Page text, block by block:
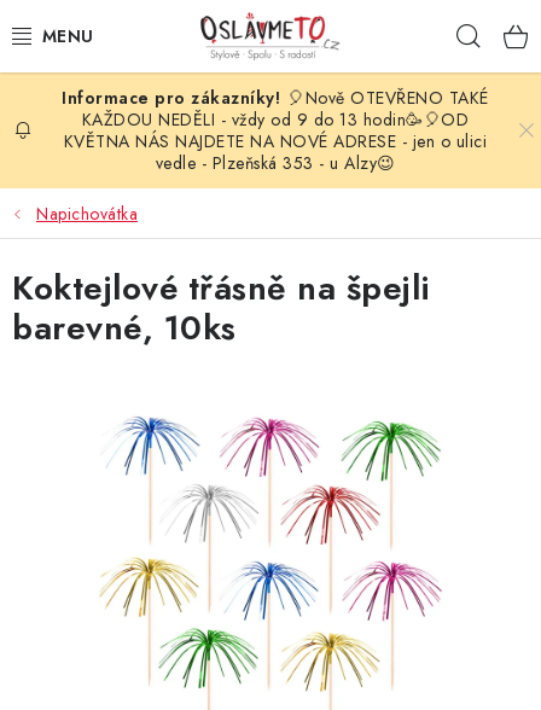
na
OSLAVA NAROZENIN
STYLOVÁ PARTY
DEKORACE A VÝZDOBA
BALÓNKY
KARNEVALOVÉ KOSTÝMY
SVATEBNÍ DOPLŇKY
BARVY NA OBLIČEJ A VLASY
BLAHOPŘÁNÍ
🎈Nově OTEVŘENO TAKÉ
KAŽDOU NEDĚLI - vždy od 9 do 13 hodin🥳🎈OD
KVĚTNA NÁS NAJDETE NA NOVÉ ADRESE - jen o ulici
vedle - Plzeňská 353 - u Alzy😉
Napichovátka
Koktejlové třásně na špejli
barevné, 10ks